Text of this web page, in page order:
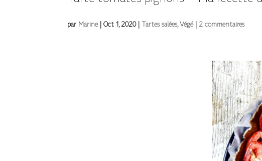
par Marine|Oct 1, 2020| Tartes salées,Végé|2 commentaires